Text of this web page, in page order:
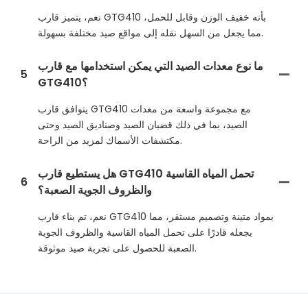
نعم، يتميز قارب GTG410 بأنه خفيف الوزن وقابل للحمل،
مما يجعل من السهل نقله إلى مواقع صيد مختلفة بسهولة.
5
ما نوع معدات الصيد التي يمكن استخدامها مع قارب
GTG410؟
يتوافق قارب GTG410 مع مجموعة واسعة من معدات
الصيد، بما في ذلك قضبان الصيد وصناديق الصيد وحتى
مكتشفات الأسماك لمزيد من الراحة.
6
هل يستطيع قارب GTG410 تحمل المياه القاسية
والظروف الجوية الصعبة؟
نعم، تم بناء قارب GTG410 بمواد متينة وتصميم مستقر، مما
يجعله قادرًا على تحمل المياه القاسية والظروف الجوية
الصعبة للحصول على تجربة صيد موثوقة.